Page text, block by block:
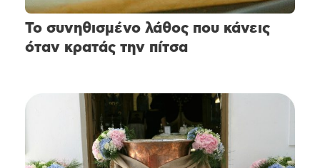
Το συνηθισμένο λάθος που κάνεις
όταν κρατάς την πίτσα